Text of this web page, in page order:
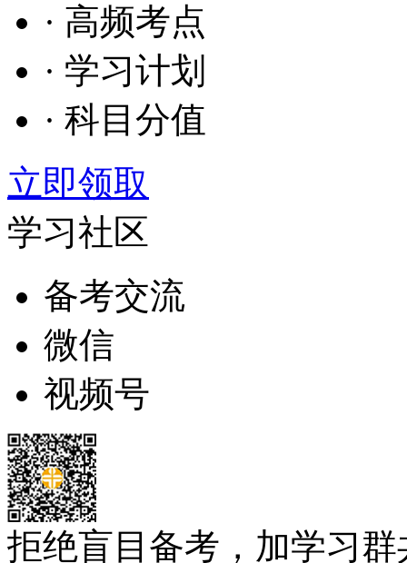
· 高频考点
· 学习计划
· 科目分值
立即领取
学习社区
备考交流
微信
视频号
拒绝盲目备考，加学习